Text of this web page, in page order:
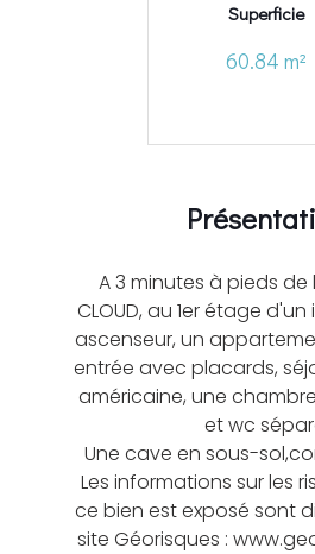
Superficie
60.84 m²
A 3 minutes à pieds de
CLOUD, au 1er étage
ascenseur, un
entrée avec placards,
américaine, une
et wc
Une cave en sous-
Les informations sur les
ce bien est exposé sont
site Géorisques :